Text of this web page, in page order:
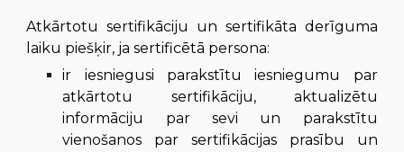
Atkārtotu sertifikāciju un sertifikāta derīguma
laiku piešķir, ja sertificētā persona:
ir iesniegusi parakstītu iesniegumu par
atkārtotu sertifikāciju, aktualizētu
informāciju par sevi un parakstītu
vienošanos par sertifikācijas prasību un